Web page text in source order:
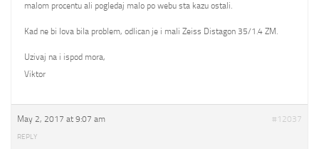
malom procentu ali pogledaj malo po webu sta kazu ostali.
Kad ne bi lova bila problem, odlican je i mali Zeiss Distagon 35/1.4 ZM.
Uzivaj na i ispod mora,
Viktor
May 2, 2017 at 9:07 am #12037
REPLY